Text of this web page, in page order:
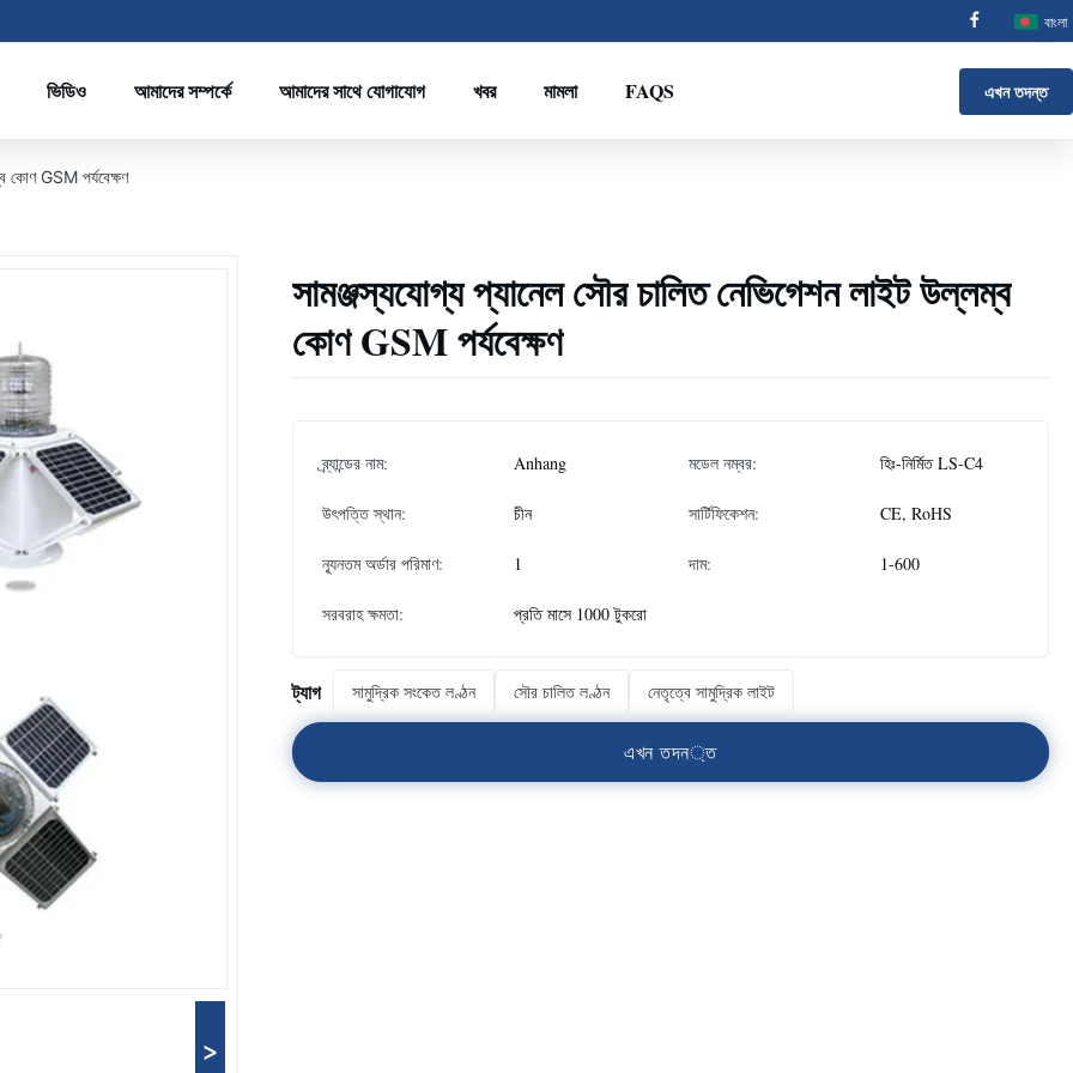
বাংলা
ভিডিও আমাদের সম্পর্কে আমাদের সাথে যোগাযোগ খবর মামলা FAQS এখন তদন্ত
কোণ GSM পর্যবেক্ষণ
>
সামঞ্জস্যযোগ্য প্যানেল সৌর চালিত নেভিগেশন লাইট উল্লম্ব
কোণ GSM পর্যবেক্ষণ
ব্র্যান্ডের নাম: Anhang মডেল নম্বর: হিঃ-নির্মিত LS-C4
উৎপত্তি স্থান: চীন সার্টিফিকেশন: CE, RoHS
ন্যূনতম অর্ডার পরিমাণ: 1 দাম: 1-600
সরবরাহ ক্ষমতা: প্রতি মাসে 1000 টুকরো
ট্যাগ সামুদ্রিক সংকেত লণ্ঠন সৌর চালিত লণ্ঠন নেতৃত্বে সামুদ্রিক লাইট
এখন তদন্ত